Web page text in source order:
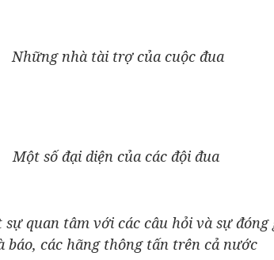
Những nhà tài trợ của cuộc đua
Một số đại diện của các đội đua
quan tâm với các câu hỏi và sự đóng
báo, các hãng thông tấn trên cả nước